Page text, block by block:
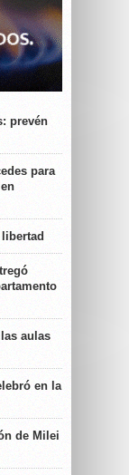
prevén
para
aulas
en la
de Milei